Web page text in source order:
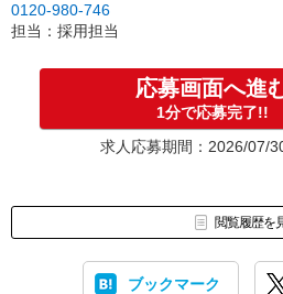
お気軽にご応募ください♪
0120-980-746
担当：採用担当
応募画面へ進
1分で応募完了!!
求人応募期間：2026/07/
閲覧履歴を
ブックマーク